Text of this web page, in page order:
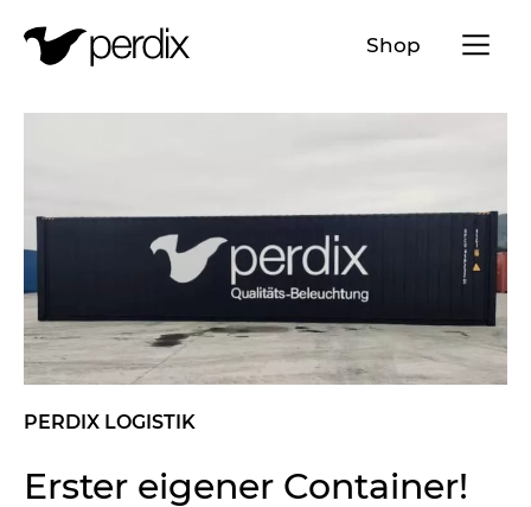
Shop Menü
PERDIX LOGISTIK
Erster eigener Container!